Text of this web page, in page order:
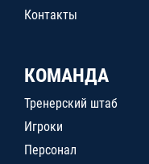
Контакты
КОМАНДА
Тренерский штаб
Игроки
Персонал